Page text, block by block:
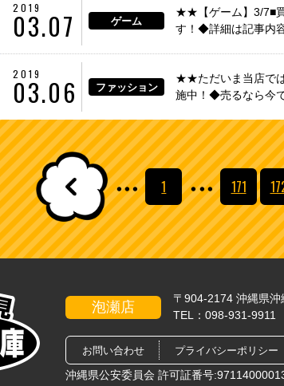
びに来てください★
2019
03.07 ゲーム
★★【ゲーム】3/7■
す！◆詳細は記事内
2019
03.06 ファッション
★★ただいま当店で
施中！◆売るなら今
・・・ 1 ・・・ 171
泡瀬店
〒904-2174 沖縄県沖
TEL： 098-931-9911
お問い合わせ プライバシーポリシー
沖縄県公安委員会 許可証番号